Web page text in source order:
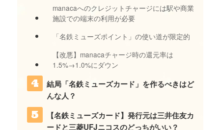
manacaへのクレジットチャージには駅や商業
施設での端末の利用が必要
「名鉄ミューズポイント」の使い道が限定的
【改悪】manacaチャージ時の還元率は
1.5%→1.0%にダウン
結局「名鉄ミューズカード」を作るべきはど
んな人？
【名鉄ミューズカード】発行元は三井住友カ
ードと三菱UFJニコスのどっちがいい？